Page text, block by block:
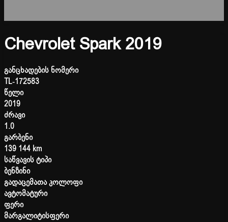
Chevrolet Spark 2019
განცხადების ნომერი
TL-172583
წელი
2019
ძრავი
1.0
გარბენი
139 144 km
საწვავის ტიპი
ბენზინი
გადაცემათა კოლოფი
ავტომატური
ფერი
მარგალიტისფერი